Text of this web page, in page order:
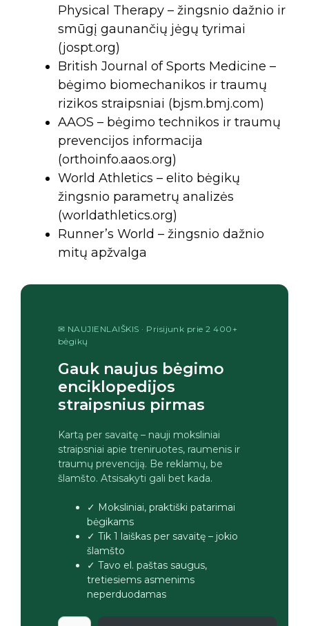
Physical Therapy – žingsnio dažnio ir
smūgį gaunančių jėgų tyrimai
(jospt.org)
British Journal of Sports Medicine –
bėgimo biomechanikos ir traumų
rizikos straipsniai (bjsm.bmj.com)
AAOS – bėgimo technikos ir traumų
prevencijos informacija
(orthoinfo.aaos.org)
World Athletics – elito bėgikų
žingsnio parametrų analizės
(worldathletics.org)
Runner’s World – žingsnio dažnio
mitų apžvalga
✉ NAUJIENLAIŠKIS · Prisijunk prie 2 400+
bėgikų
Gauk naujus bėgimo
enciklopedijos
straipsnius pirmas
Kartą per savaitę – nauji moksliniai
straipsniai apie treniruotes, raumenis ir
traumų prevenciją. Be reklamų, be
šlamšto. Atsisakyti gali bet kada.
✓ Moksliniai, praktiški patarimai
bėgikams
✓ Tik 1 laiškas per savaitę – jokio
šlamšto
✓ Tavo el. paštas saugus,
tretiesiems asmenims
neperduodamas